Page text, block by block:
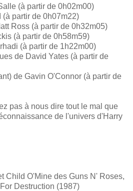
(à partir de 0h02m00)
partir de 0h07m22)
Ross (à partir de 0h32m05)
(à partir de 0h58m59)
(à partir de 1h22m00)
de David Yates (à partir de
de Gavin O'Connor (à partir de
pas à nous dire tout le mal que
de l'univers d'Harry
Child O'Mine des Guns N' Roses,
Destruction (1987)